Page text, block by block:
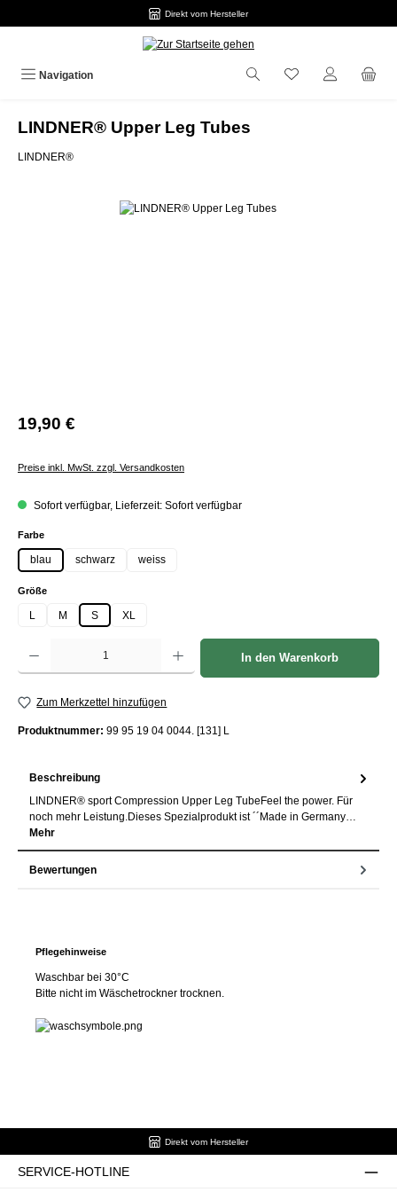
Direkt vom Hersteller
Navigation
LINDNER® Upper Leg Tubes
LINDNER®
Bildergalerie überspringen
19,90 €
Preise inkl. MwSt. zzgl. Versandkosten
Sofort verfügbar, Lieferzeit: Sofort verfügbar
Farbeauswählen
blau schwarz weiss
Größeauswählen
L M S XL
Produkt Anzahl: Gib den gewünschten Wert ein oder benutze die Schaltflächen um die
In den Warenkorb
Zum Merkzettel hinzufügen
Produktnummer: 99 95 19 04 0044. [131] L
Beschreibung
LINDNER® sport Compression Upper Leg TubeFeel the power. Für
noch mehr Leistung.Dieses Spezialprodukt ist ´´Made in Germany…
Mehr
Bewertungen
Pflegehinweise
Waschbar bei 30°C
Bitte nicht im Wäschetrockner trocknen.
Direkt vom Hersteller
SERVICE-HOTLINE